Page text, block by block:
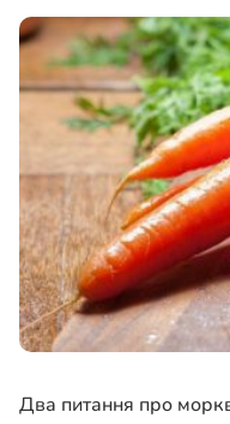
Два питання про